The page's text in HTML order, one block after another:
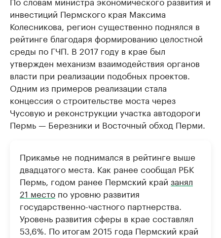
инвестиций Пермского края Максима
Колесникова, регион существенно поднялся в
рейтинге благодаря формированию целостной
среды по ГЧП. В 2017 году в крае был
утвержден механизм взаимодействия органов
власти при реализации подобных проектов.
Одним из примеров реализации стала
концессия о строительстве моста через
Чусовую и реконструкции участка автодороги
Пермь — Березники и Восточный обход Перми.
Прикамье не поднимался в рейтинге выше
двадцатого места. Как ранее сообщал РБК
Пермь, годом ранее Пермский край занял
21 место по уровню развития
государственно-частного партнерства.
Уровень развития сферы в крае составлял
53,6%. По итогам 2015 года Пермский край